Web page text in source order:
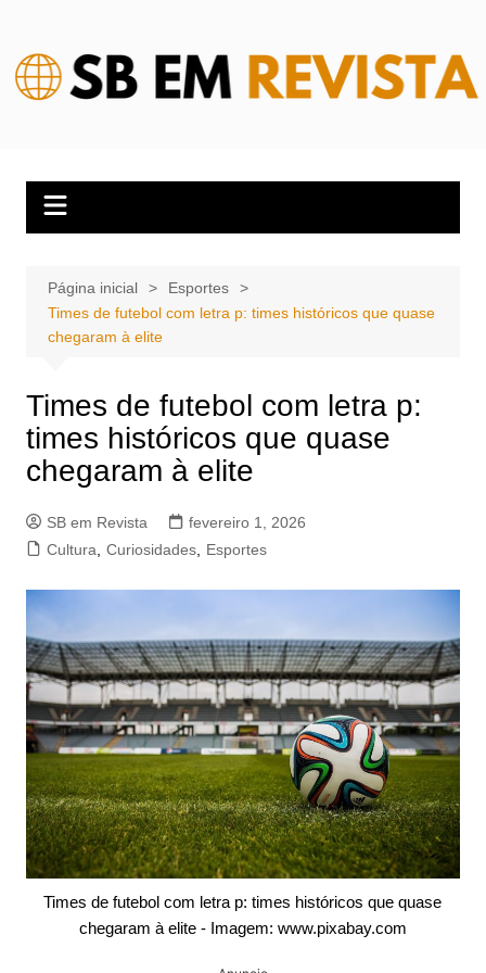
conteúdo
Página inicial
Esportes
Times de futebol com letra p: times históricos que quase
chegaram à elite
Times de futebol com letra p:
times históricos que quase
chegaram à elite
SB em Revista
fevereiro 1, 2026
Cultura
Curiosidades, Esportes
Times de futebol com letra p: times históricos que quase
chegaram à elite - Imagem: www.pixabay.com